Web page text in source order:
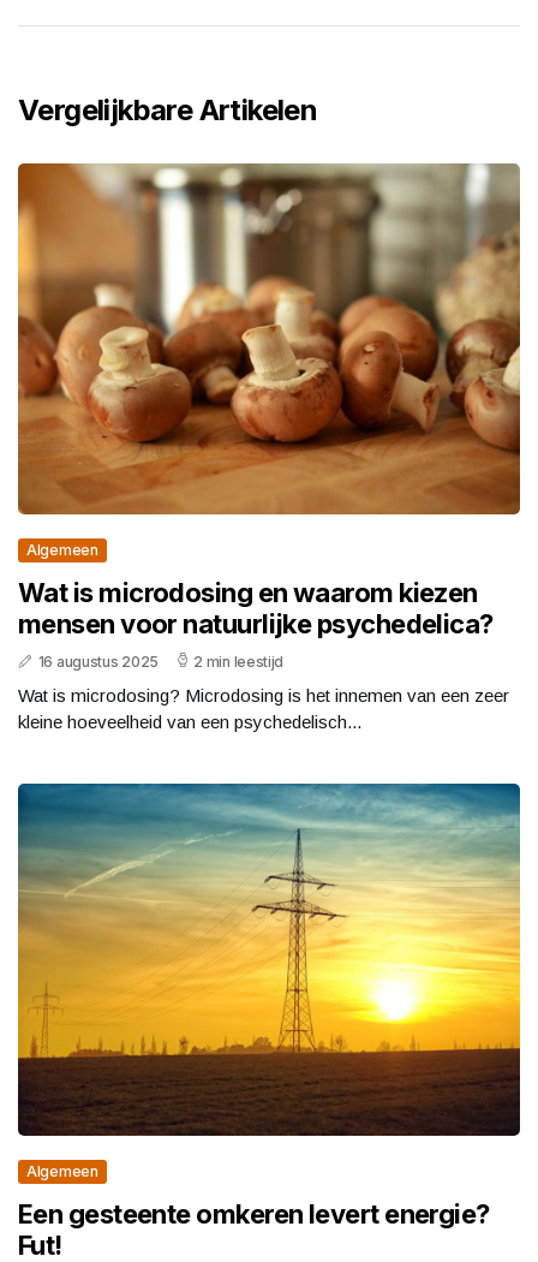
Vergelijkbare Artikelen
Algemeen
Wat is microdosing en waarom kiezen
mensen voor natuurlijke psychedelica?
16 augustus 2025 2 min leestijd
Wat is microdosing? Microdosing is het innemen van een zeer
kleine hoeveelheid van een psychedelisch...
Algemeen
Een gesteente omkeren levert energie?
Fut!